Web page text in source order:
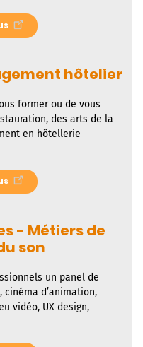
hôtelier
former ou de vous
des arts de la
en hôtellerie
- Métiers de
son
un panel de
d’animation,
vidéo, UX design,